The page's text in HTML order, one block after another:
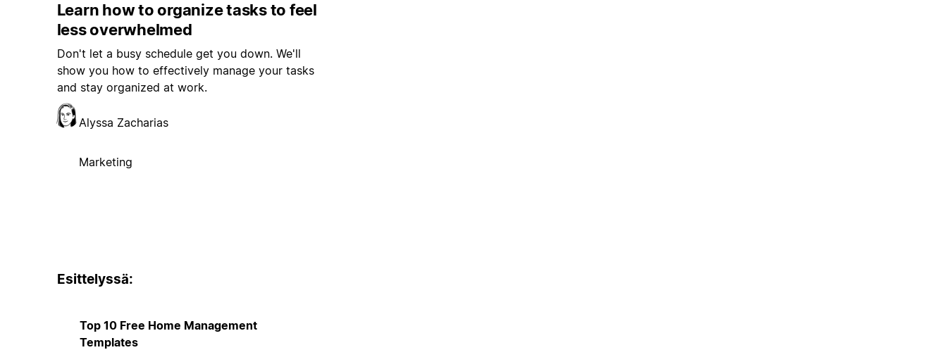
Learn how to organize tasks to feel
less overwhelmed
Don't let a busy schedule get you down. We'll
show you how to effectively manage your tasks
and stay organized at work.
Alyssa Zacharias
Marketing
Esittelyssä:
Top 10 Free Home Management
Templates